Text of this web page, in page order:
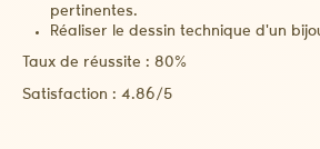
pertinentes.
Réaliser le dessin technique d'un
Taux de réussite : 80%
Satisfaction : 4.86/5